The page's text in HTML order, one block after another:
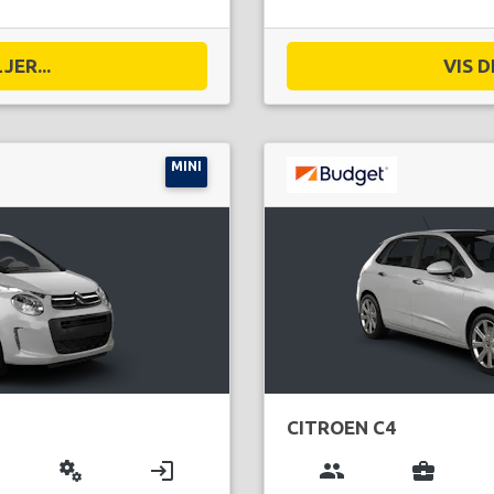
VIS
MINI
miscellaneous_services login
CITROEN C4
group business_center